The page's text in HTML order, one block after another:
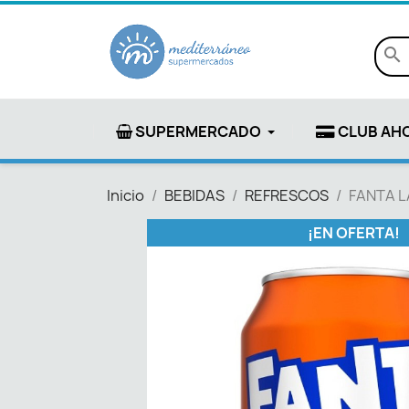
search
SUPERMERCADO CLUB
Inicio BEBIDAS REFRESCOS
FANTA
¡EN OFERTA!